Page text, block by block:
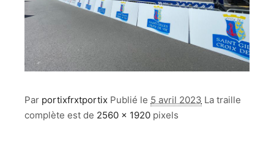
Par portixfrxtportix Publié le 5 avril 2023 La traille
complète est de 2560 × 1920 pixels